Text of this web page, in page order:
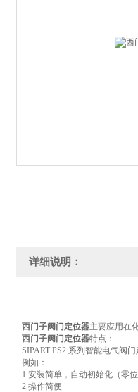
详细说明：
西门子阀门定位器主要应用在
西门子阀门定位器特点：
SIPART PS2 系列智能电气阀
例如：
1.安装简单，自动初始化（零
2.操作简便